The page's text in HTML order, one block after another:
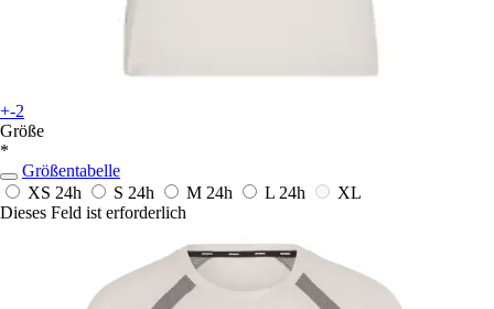
+-2
Größe
*
Größentabelle
XS 24h S 24h M 24h L 24h
XL
Dieses Feld ist erforderlich